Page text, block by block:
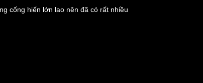
cống hiến lớn lao nên đã có rất nhiều